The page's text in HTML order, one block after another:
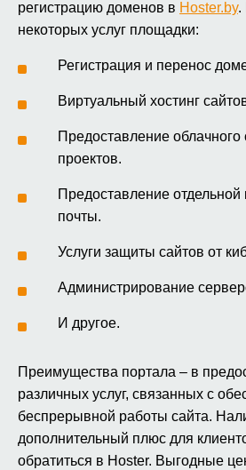
регистрацию доменов в Hoster.by.
некоторых услуг площадки:
Регистрация и перенос
Виртуальный хостинг
Предоставление
проектов.
Предоставление отдельной
почты.
Услуги защиты сайтов от
Администрирование
И другое.
Преимущества портала – в
различных услуг, связанных с
беспрерывной работы сайта.
дополнительный плюс для
обратиться в Hoster. Выгодные